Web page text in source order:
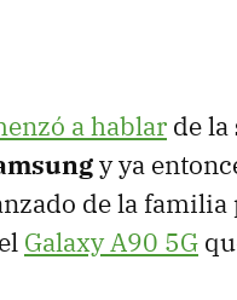
a hablar de la
y ya
de la familia
Galaxy A90 5G